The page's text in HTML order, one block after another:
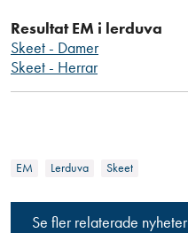
Resultat EM i lerduva
Skeet - Damer
Skeet - Herrar
EM Lerduva Skeet
Se fler relaterade nyheter